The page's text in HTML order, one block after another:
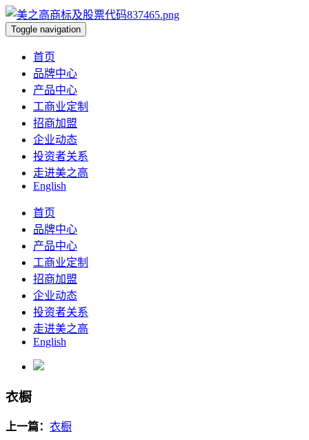
Toggle navigation
首页
品牌中心
产品中心
工商业定制
招商加盟
企业动态
投资者关系
走进美之高
English
首页
品牌中心
产品中心
工商业定制
招商加盟
企业动态
投资者关系
走进美之高
English
衣橱
上一篇： 衣橱